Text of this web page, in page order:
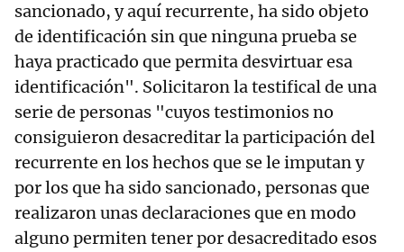
sancionado, y aquí recurrente, ha sido objeto
de identificación sin que ninguna prueba se
haya practicado que permita desvirtuar esa
identificación". Solicitaron la testifical de una
serie de personas "cuyos testimonios no
consiguieron desacreditar la participación del
recurrente en los hechos que se le imputan y
por los que ha sido sancionado, personas que
realizaron unas declaraciones que en modo
alguno permiten tener por desacreditado esos